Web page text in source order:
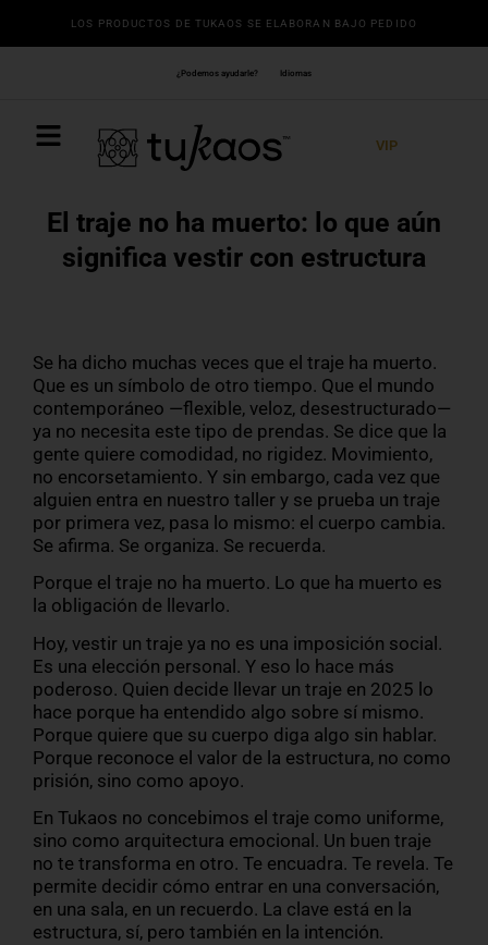
LOS PRODUCTOS DE TUKAOS SE ELABORAN BAJO PEDIDO
¿Podemos ayudarle? Idiomas
VIP
El traje no ha muerto: lo que aún
significa vestir con estructura
Se ha dicho muchas veces que el traje ha muerto.
Que es un símbolo de otro tiempo. Que el mundo
contemporáneo —flexible, veloz, desestructurado—
ya no necesita este tipo de prendas. Se dice que la
gente quiere comodidad, no rigidez. Movimiento,
no encorsetamiento. Y sin embargo, cada vez que
alguien entra en nuestro taller y se prueba un traje
por primera vez, pasa lo mismo: el cuerpo cambia.
Se afirma. Se organiza. Se recuerda.
Porque el traje no ha muerto. Lo que ha muerto es
la obligación de llevarlo.
Hoy, vestir un traje ya no es una imposición social.
Es una elección personal. Y eso lo hace más
poderoso. Quien decide llevar un traje en 2025 lo
hace porque ha entendido algo sobre sí mismo.
Porque quiere que su cuerpo diga algo sin hablar.
Porque reconoce el valor de la estructura, no como
prisión, sino como apoyo.
En Tukaos no concebimos el traje como uniforme,
sino como arquitectura emocional. Un buen traje
no te transforma en otro. Te encuadra. Te revela. Te
permite decidir cómo entrar en una conversación,
en una sala, en un recuerdo. La clave está en la
estructura, sí, pero también en la intención.